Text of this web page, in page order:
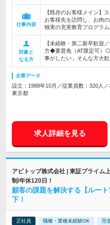
仕事内容
【既存のお客様メイン】
お客様先を訪問し、お肉
独実の充実教育プログラム
対象と
なる方
【未経験・第二新卒歓迎
方◆要普免（AT限定可）
事がしたい」そんな方大歓
企業データ
設立：1988年10月／従業員数：320人／
東京都
求人詳細を見る
アビトップ株式会社 | 東証プライム
制/年休120日！
顧客の課題を解決する【ルー
下！
正社員 職種・業種未経験OK 完